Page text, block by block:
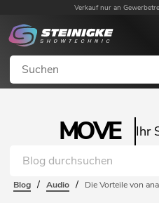
Verkauf nur an
MOVE Ihr
Blog / Audio / Die Vorteile von